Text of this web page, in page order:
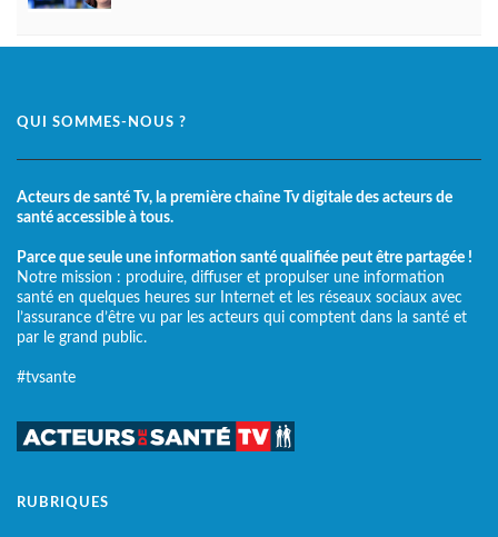
QUI SOMMES-NOUS ?
Acteurs de santé Tv, la première chaîne Tv digitale des acteurs de
santé accessible à tous.
Parce que seule une information santé qualifiée peut être partagée !
Notre mission : produire, diffuser et propulser une information
santé en quelques heures sur Internet et les réseaux sociaux avec
l’assurance d’être vu par les acteurs qui comptent dans la santé et
par le grand public.
#tvsante
RUBRIQUES